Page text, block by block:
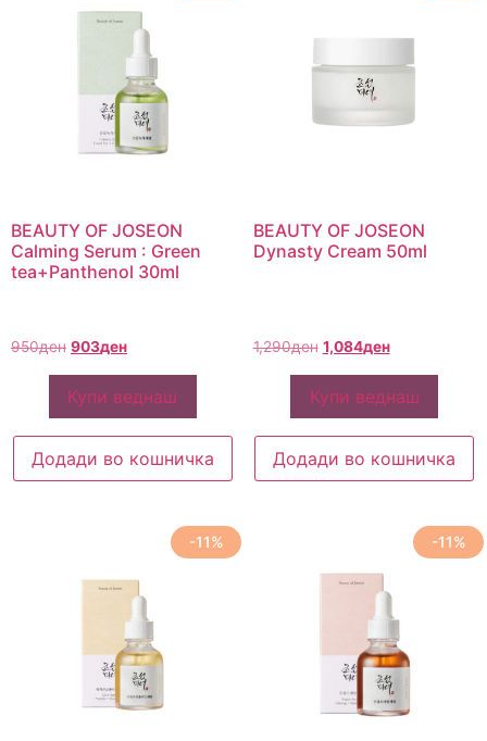
BEAUTY OF JOSEON
Calming Serum : Green
tea+Panthenol 30ml
950ден 903ден
Купи веднаш
Додади во кошничка
BEAUTY OF JOSEON
Dynasty Cream 50ml
1,290ден 1,084ден
Купи веднаш
Додади во кошничка
-11% -11%